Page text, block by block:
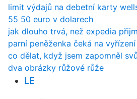
limit výdajů na debetní karty
55 50 euro v dolarech
jak dlouho trvá, než expedia
parní peněženka čeká na vyřízení
co dělat, když jsem zapomněl
dva obrázky růžové růže
LE